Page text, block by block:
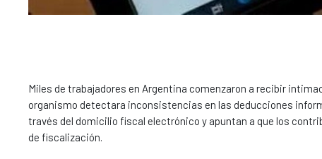
Miles de trabajadores en Argentina comenzaron a recibir
organismo detectara inconsistencias en las deducciones
través del domicilio fiscal electrónico y apuntan a que los
de fiscalización.